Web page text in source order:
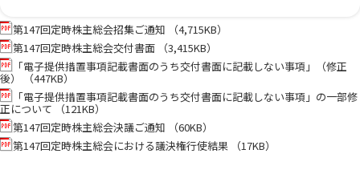
第147回定時株主総会招集ご通知 （4,715KB）
第147回定時株主総会交付書面 （3,415KB）
「電子提供措置事項記載書面のうち交付書面に記載しない事項」（修正
後） （447KB）
「電子提供措置事項記載書面のうち交付書面に記載しない事項」の一部修
正について （121KB）
第147回定時株主総会決議ご通知 （60KB）
第147回定時株主総会における議決権行使結果 （17KB）